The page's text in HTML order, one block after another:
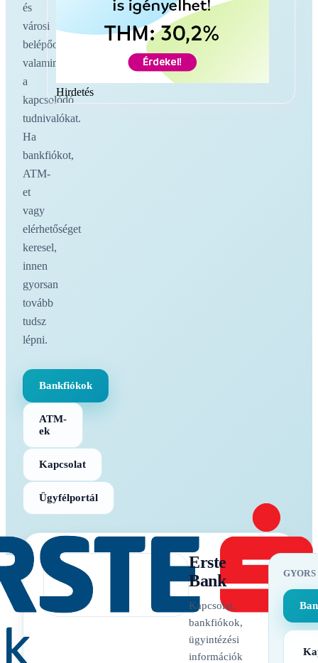
és
városi
belépőoldalakat,
valamint
a
kapcsolódó
tudnivalókat.
Ha
bankfiókot,
ATM-
et
vagy
elérhetőséget
keresel,
innen
gyorsan
tovább
tudsz
lépni.
Bankfiókok
ATM-
ek
Kapcsolat
Ügyfélportál
Hirdetés
Erste
Bank
Kapcsolat,
bankfiókok,
ügyintézési
információk